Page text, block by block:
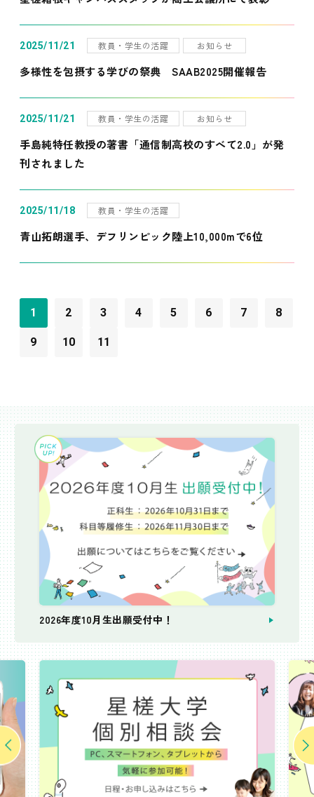
2025/11/21 教員・学生の活躍 お知らせ
多様性を包摂する学びの祭典 SAAB2025開催報告
2025/11/21 教員・学生の活躍 お知らせ
手島純特任教授の著書「通信制高校のすべて2.0」が発
刊されました
2025/11/18 教員・学生の活躍
青山拓朗選手、デフリンピック陸上10,000mで6位
1 2 3 4 5 6 7 8
9 10 11
2026年度10月生出願受付中！